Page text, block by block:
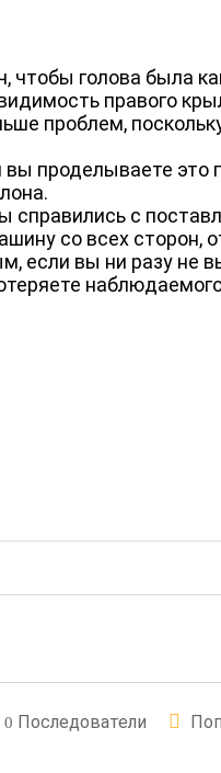
чтобы голова была
правого
проблем,
вы проделываете это
справились с
со всех сторон,
вы ни разу не
0 Последователи